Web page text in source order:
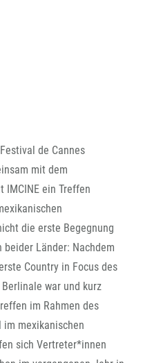
de Cannes
mit dem
IMCINE ein Treffen
die erste Begegnung
Länder: Nachdem
Country in Focus des
war und kurz
im Rahmen des
mexikanischen
sich Vertreter*innen